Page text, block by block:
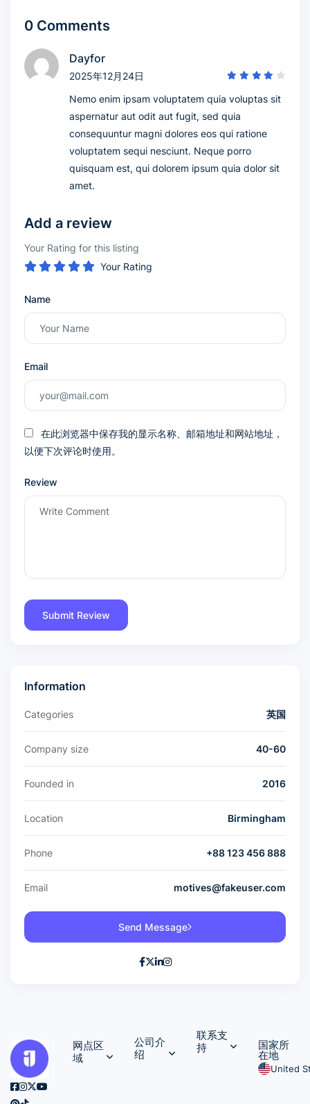
0 Comments
Dayfor
2025年12月24日
Nemo enim ipsam voluptatem quia voluptas sit
aspernatur aut odit aut fugit, sed quia
consequuntur magni dolores eos qui ratione
voluptatem sequi nesciunt. Neque porro
quisquam est, qui dolorem ipsum quia dolor sit
amet.
Add a review
Your Rating for this listing
Your Rating
Name
Email
在此浏览器中保存我的显示名称、邮箱地址和网站地址，
以便下次评论时使用。
Review
Information
Categories 英国
Company size 40-60
Founded in 2016
Location Birmingham
Phone +88 123 456 888
Email motives@fakeuser.com
Send Message
网点区
域
公司介
绍
联系支
持
国家所
在地
United